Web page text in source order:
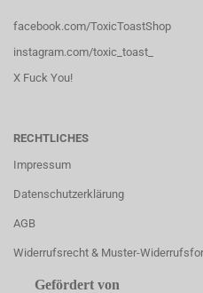
facebook.com/ToxicToastShop
instagram.com/toxic_toast_
X Fuck You!
RECHTLICHES
Impressum
Datenschutzerklärung
AGB
Widerrufsrecht & Muster-
Gefördert von